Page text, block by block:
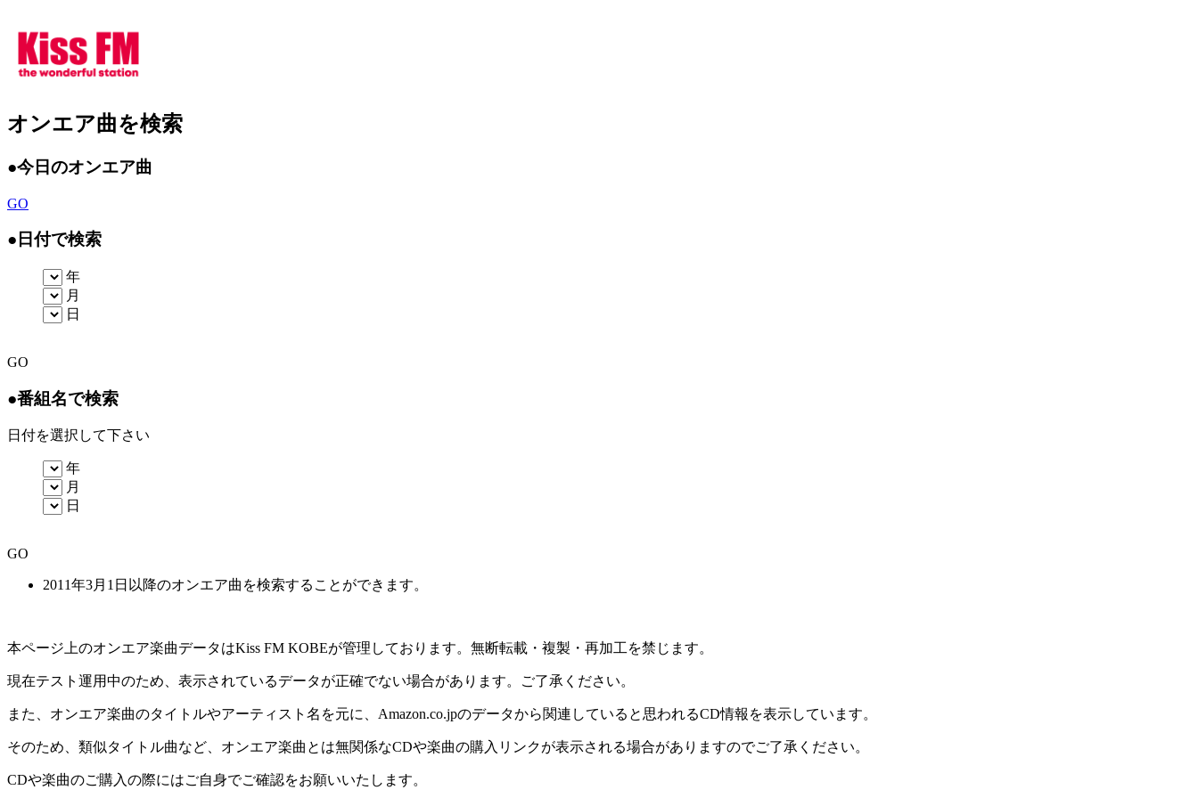
オンエア曲を検索
●今日のオンエア曲
GO
● 日付で検索
年
月
日
GO
●番組名で検索
日付を選択して下さい
年
月
日
GO
2011年3月1日以降のオンエア曲を検索することができます。
本ページ上のオンエア楽曲データはKiss FM KOBEが管理しております。無断転載・複製・再加工を禁じます。
現在テスト運用中のため、表示されているデータが正確でない場合があります。ご了承ください。
また、オンエア楽曲のタイトルやアーティスト名を元に、Amazon.co.jpのデータから関連していると思われるCD情報を表示しています。
そのため、類似タイトル曲など、オンエア楽曲とは無関係なCDや楽曲の購入リンクが表示される場合がありますのでご了承ください。
CDや楽曲のご購入の際にはご自身でご確認をお願いいたします。